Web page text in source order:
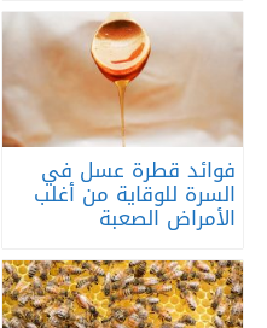
فوائد قطرة عسل في
السرة للوقاية من أغلب
الأمراض الصعبة